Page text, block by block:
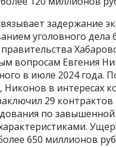
задержание
уголовного дела
вопросам Евгения
в июле 2024 года.
Никонов в интересах
29 контрактов
по завышенной
650 миллионов